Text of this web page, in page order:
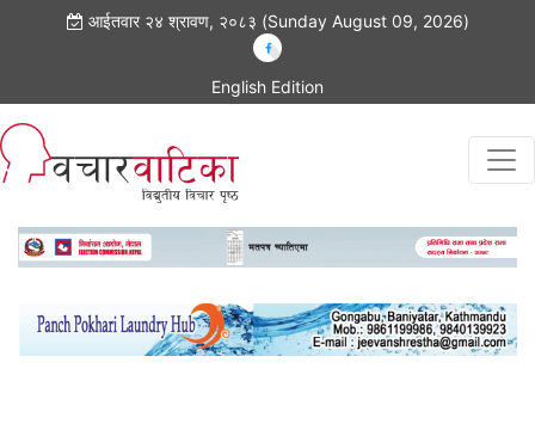
आईतवार २४ श्रावण, २०८३ (Sunday August 09, 2026)
English Edition